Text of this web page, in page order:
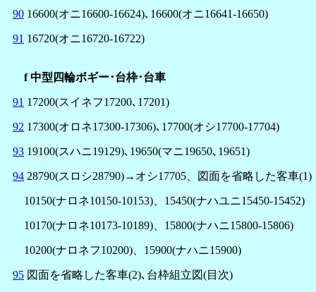
90 16600(オニ16600-16624)､16600(オニ16641-16650)
91 16720(オニ16720-16722)
f 中型四輪ボギー･台枠･台車
91 17200(スイネフ17200､17201)
92 17300(オロネ17300-17306)､17700(オシ17700-17704)
93 19100(スハニ19129)､19650(マニ19650､19651)
94 28790(スロシ28790)→オシ17705、図面を省略した客車(1)
10150(ナロネ10150-10153)、15450(ナハユニ15450-15452)
10170(ナロネ10173-10189)、15800(ナハニ15800-15806)
10200(ナロネフ10200)、15900(ナハニ15900)
95 図面を省略した客車(2)､台枠組立図(目次)